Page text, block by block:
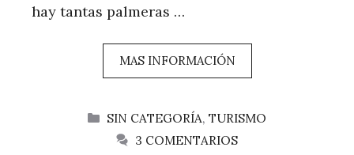
hay tantas palmeras …
MAS INFORMACIÓN
CATEGORÍAS
SIN CATEGORÍA,TURISMO
3 COMENTARIOS